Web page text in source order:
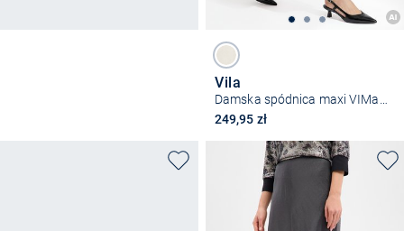
Vila
Damska spódnica maxi VIManda
249,95 zł